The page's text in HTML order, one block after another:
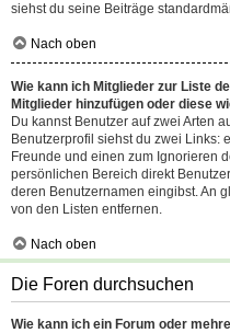
siehst du seine Beiträge
Nach oben
Wie kann ich Mitglieder zur Liste
Mitglieder hinzufügen oder diese
Du kannst Benutzer auf zwei Arten
Benutzerprofil siehst du zwei Links:
Freunde und einen zum Ignorieren
persönlichen Bereich direkt
deren Benutzernamen eingibst. An
von den Listen entfernen.
Nach oben
Die Foren durchsuchen
Wie kann ich ein Forum oder